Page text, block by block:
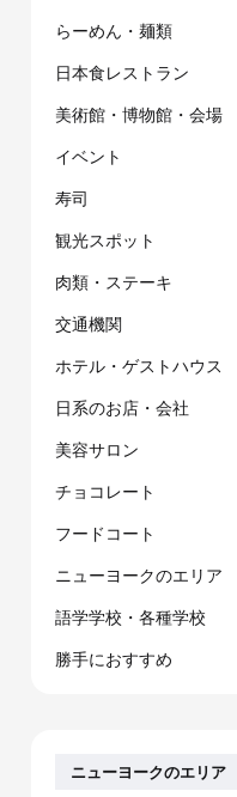
らーめん・麺類
日本食レストラン
美術館・博物館・会場
イベント
寿司
観光スポット
肉類・ステーキ
交通機関
ホテル・ゲストハウス
日系のお店・会社
美容サロン
チョコレート
フードコート
ニューヨークのエリア
語学学校・各種学校
勝手におすすめ
ニューヨークのエリア